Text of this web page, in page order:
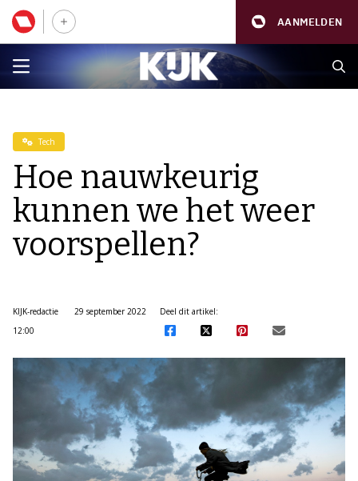
AANMELDEN
Tech
Hoe nauwkeurig
kunnen we het weer
voorspellen?
KIJK-redactie
29 september 2022
12:00
Deel dit artikel: